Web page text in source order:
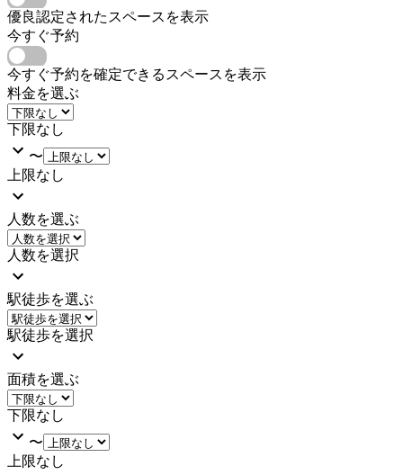
優良認定されたスペースを表示
今すぐ予約
今すぐ予約を確定できるスペースを表示
料金を選ぶ
下限なし
〜
上限なし
人数を選ぶ
人数を選択
駅徒歩を選ぶ
駅徒歩を選択
面積を選ぶ
下限なし
〜
上限なし